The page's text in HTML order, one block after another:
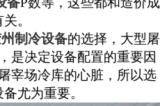
。
制冷设备的选择，大型屠
是决定设备配置的重要因
宰场冷库的心脏，所以选
尤为重要。